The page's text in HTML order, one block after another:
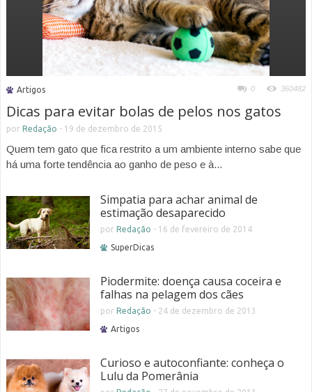
Artigos 0 360482
Dicas para evitar bolas de pelos nos gatos
por Redação - 19 de dezembro de 2015
Quem tem gato que fica restrito a um ambiente interno sabe que
há uma forte tendência ao ganho de peso e à...
Simpatia para achar animal de
estimação desaparecido
por Redação - 16 de fevereiro de 2014
SuperDicas
Piodermite: doença causa coceira e
falhas na pelagem dos cães
por Redação - 24 de dezembro de 2013
Artigos
Curioso e autoconfiante: conheça o
Lulu da Pomerânia